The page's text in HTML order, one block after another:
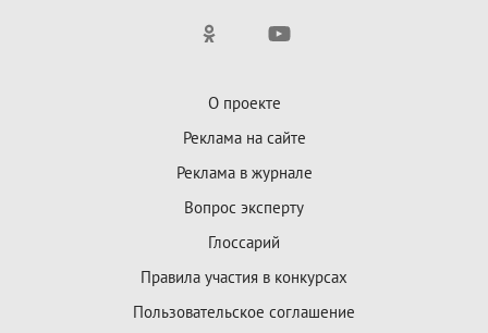
О проекте
Реклама на сайте
Реклама в журнале
Вопрос эксперту
Глоссарий
Правила участия в конкурсах
Пользовательское соглашение